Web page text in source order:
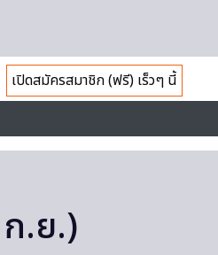
เปิดสมัครสมาชิก (ฟรี) เร็วๆ นี้
.ย.)